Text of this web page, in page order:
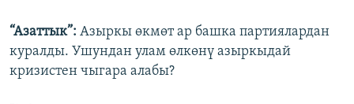
“Азаттык”: Азыркы өкмөт ар башка партиялардан
куралды. Ушундан улам өлкөнү азыркыдай
кризистен чыгара алабы?